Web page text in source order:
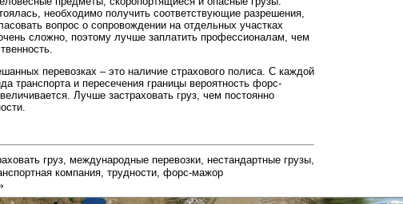
необходимо получить соответствующие разрешения,
вопрос о сопровождении на отдельных участках
сложно, поэтому лучше заплатить профессионалам, чем
перевозках – это наличие страхового полиса. С каждой
транспорта и пересечения границы вероятность форс-
Лучше застраховать груз, чем постоянно
груз, международные перевозки, нестандартные грузы,
компания, трудности, форс-мажор